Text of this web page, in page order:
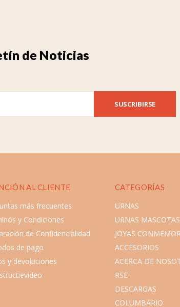
de Noticias
SUSCRIBIRSE
AL CLIENTE
más frecuentes
y Condiciones
de Confidencialidad
de pago
y devoluciones
CATEGORÍAS
URNAS
URNAS MASCOTAS
JOYAS
ACCESORIOS
ACERCA DE
RSE
DESCARGAS
COLUMBARIO